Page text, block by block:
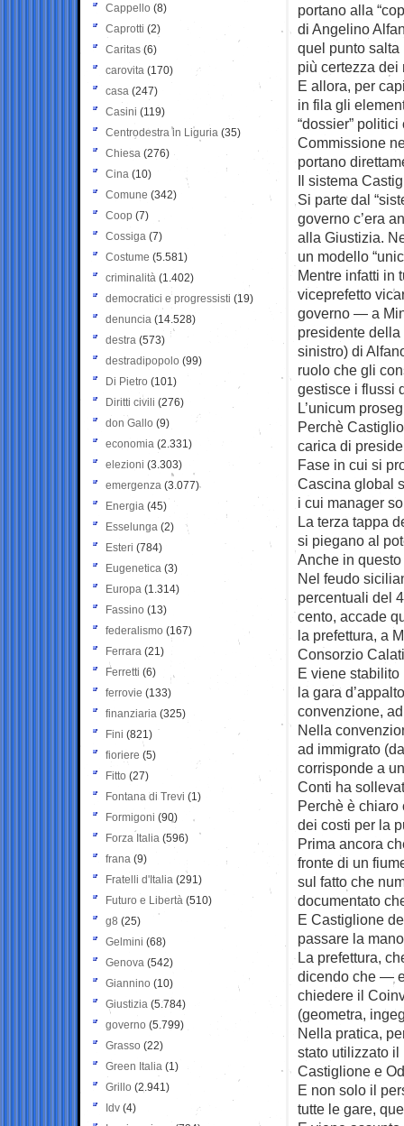
portano alla
di Angelino
quel punto
più certezza dei
E allora, per
in fila gli
“dossier”
Commissione
portano
Il sistema
Si parte dal
governo c’era
alla Giustizia.
un modello
Mentre infatti in
viceprefetto
governo — a
presidente
sinistro) di
ruolo che gli
gestisce i flussi
L’unicum
Perchè
carica di
Fase in cui si
Cascina global
i cui manager
La terza tappa
si piegano al
Anche in questo
Nel feudo
percentuali del
cento, accade
la prefettura, a
Consorzio
E viene stabilito
la gara
convenzione,
Nella
ad immigrato
corrisponde a
Conti ha
Perchè è chiaro
dei costi per la
Prima ancora
fronte di un
sul fatto che
documentato
E Castiglione
passare la
La prefettura,
dicendo che —
chiedere il
(geometra,
Nella pratica,
stato utilizzato
Castiglione e
E non solo il
tutte le gare,
Cappello (8)
Caprotti (2)
Caritas (6)
carovita (170)
casa (247)
Casini (119)
Centrodestra in Liguria (35)
Chiesa (276)
Cina (10)
Comune (342)
Coop (7)
Cossiga (7)
Costume (5.581)
criminalità (1.402)
democratici e progressisti (19)
denuncia (14.528)
destra (573)
destradipopolo (99)
Di Pietro (101)
Diritti civili (276)
don Gallo (9)
economia (2.331)
elezioni (3.303)
emergenza (3.077)
Energia (45)
Esselunga (2)
Esteri (784)
Eugenetica (3)
Europa (1.314)
Fassino (13)
federalismo (167)
Ferrara (21)
Ferretti (6)
ferrovie (133)
finanziaria (325)
Fini (821)
fioriere (5)
Fitto (27)
Fontana di Trevi (1)
Formigoni (90)
Forza Italia (596)
frana (9)
Fratelli d'Italia (291)
Futuro e Libertà (510)
g8 (25)
Gelmini (68)
Genova (542)
Giannino (10)
Giustizia (5.784)
governo (5.799)
Grasso (22)
Green Italia (1)
Grillo (2.941)
Idv (4)